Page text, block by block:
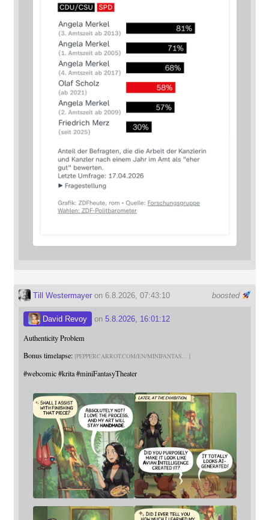
boosted
Till Westermayeron 6.8.2026, 07:43:10
David Revoy on 5.8.2026, 16:01:12
Authenticity Problem
Bonus timelapse: PEPPERCARROT.COM/EN/MINIFANTAS
#webcomic #krita #miniFantasyTheater